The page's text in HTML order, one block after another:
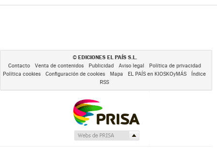
© EDICIONES EL PAÍS S.L.
Contacto Venta de contenidos Publicidad Aviso legal
Política de privacidad
Política cookies
Configuración de cookies Mapa EL PAÍS en KIOSKOyMÁS
Índice
RSS